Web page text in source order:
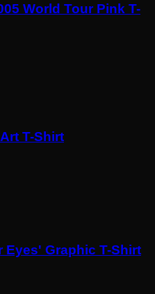
World Tour Pink T-
T-Shirt
Eyes' Graphic T-Shirt